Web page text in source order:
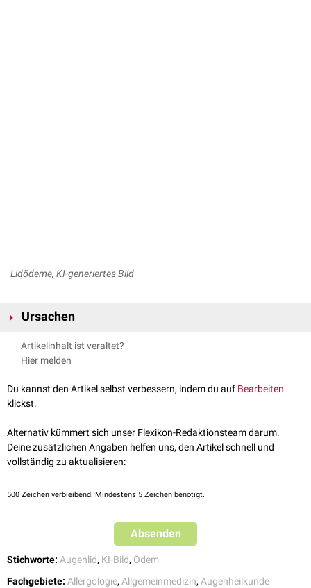
Lidödeme, KI-generiertes Bild
Ursachen
wichtigsten Ursachen zählen:
Allergische Rhinokonjunktivitis
reizbedingtes Ödem (z.B. durch Kosmetika)
Insektenstich
Niereninsuffizienz
Entzündungen des Auges (z.B. Endophthalmitis
Bei rascher einseitiger Entwicklung und störender Begleitsymptomatik
(z. B.
Schmerz Visusminderung
augenärztlicheAbklärung erfolgen.
Artikelinhalt ist veraltet?
Hier melden
Du kannst den Artikel selbst verbessern, indem du auf Bearbeiten
klickst.
Alternativ kümmert sich unser Flexikon-Redaktionsteam darum.
Deine zusätzlichen Angaben helfen uns, den Artikel schnell und
vollständig zu aktualisieren:
500 Zeichen verbleibend. Mindestens 5 Zeichen benötigt.
Absenden
Stichworte: Augenlid, KI-Bild, Ödem
Fachgebiete: Allergologie, Allgemeinmedizin, Augenheilkunde